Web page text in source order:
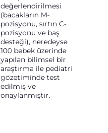
değerlendirilmesi
(bacakların M-
pozisyonu, sırtın C-
pozisyonu ve baş
desteği), neredeyse
100 bebek üzerinde
yapılan bilimsel bir
araştırma ile pediatri
gözetiminde test
edilmiş ve
onaylanmıştır.